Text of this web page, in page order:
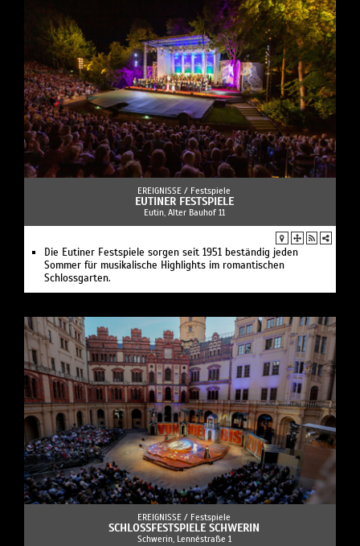
EREIGNISSE / Festspiele
EUTINER FESTSPIELE
Eutin, Alter Bauhof 11
Die Eutiner Festspiele sorgen seit 1951 beständig jeden
Sommer für musikalische Highlights im romantischen
Schlossgarten.
EREIGNISSE / Festspiele
SCHLOSSFESTSPIELE SCHWERIN
Schwerin, Lennéstraße 1